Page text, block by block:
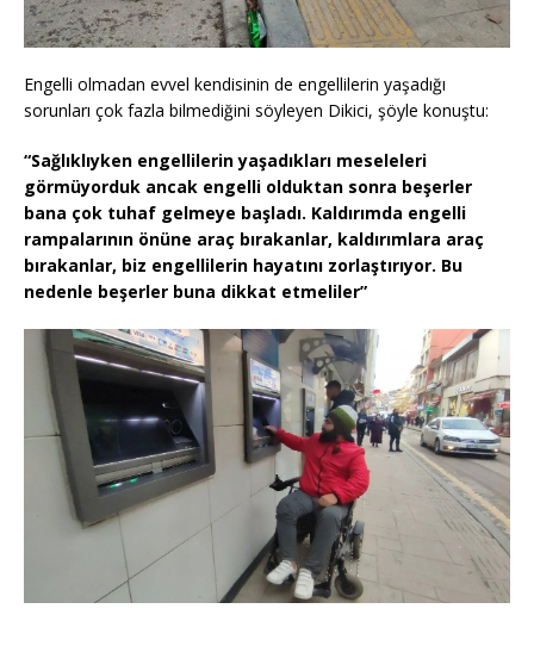
Engelli olmadan evvel kendisinin de engellilerin yaşadığı
sorunları çok fazla bilmediğini söyleyen Dikici, şöyle konuştu:
“Sağlıklıyken engellilerin yaşadıkları meseleleri
görmüyorduk ancak engelli olduktan sonra beşerler
bana çok tuhaf gelmeye başladı. Kaldırımda engelli
rampalarının önüne araç bırakanlar, kaldırımlara araç
bırakanlar, biz engellilerin hayatını zorlaştırıyor. Bu
nedenle beşerler buna dikkat etmeliler”